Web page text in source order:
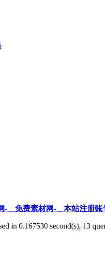
-＿免费素材网-＿本站注册账
in 0.167530 second(s), 13